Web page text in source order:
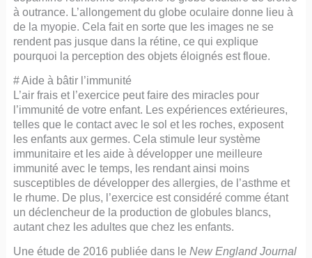
à outrance. L’allongement du globe oculaire donne lieu à
de la myopie. Cela fait en sorte que les images ne se
rendent pas jusque dans la rétine, ce qui explique
pourquoi la perception des objets éloignés est floue.
# Aide à bâtir l’immunité
L’air frais et l’exercice peut faire des miracles pour
l’immunité de votre enfant. Les expériences extérieures,
telles que le contact avec le sol et les roches, exposent
les enfants aux germes. Cela stimule leur système
immunitaire et les aide à développer une meilleure
immunité avec le temps, les rendant ainsi moins
susceptibles de développer des allergies, de l’asthme et
le rhume. De plus, l’exercice est considéré comme étant
un déclencheur de la production de globules blancs,
autant chez les adultes que chez les enfants.
Une étude de 2016 publiée dans le New England Journal